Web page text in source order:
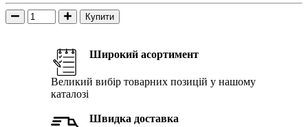
Купити
Широкий асортимент
Великий вибір товарних позицій у нашому
каталозі
Швидка доставка